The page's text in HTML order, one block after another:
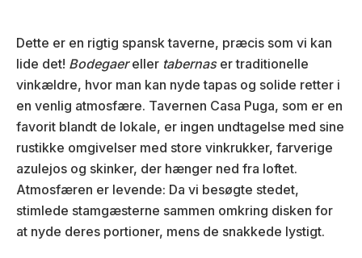
Dette er en rigtig spansk taverne, præcis som vi kan
lide det! Bodegaereller tabernaser traditionelle
vinkældre, hvor man kan nyde tapas og solide retter i
en venlig atmosfære. Tavernen Casa Puga, som er en
favorit blandt de lokale, er ingen undtagelse med sine
rustikke omgivelser med store vinkrukker, farverige
azulejos og skinker, der hænger ned fra loftet.
Atmosfæren er levende: Da vi besøgte stedet,
stimlede stamgæsterne sammen omkring disken for
at nyde deres portioner, mens de snakkede lystigt.